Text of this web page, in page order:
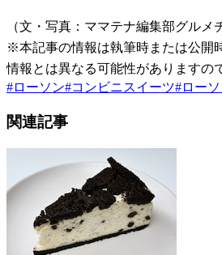
（文・写真：ママテナ編集部グルメ
※本記事の情報は執筆時または公開
情報とは異なる可能性がありますの
#ローソン#コンビニスイーツ#ロー
関連記事